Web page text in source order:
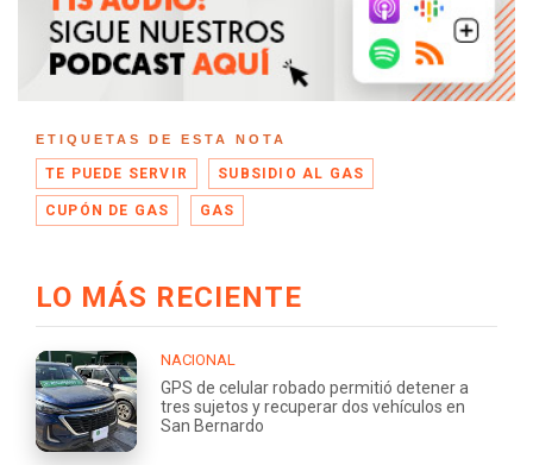
ETIQUETAS DE ESTA NOTA
TE PUEDE SERVIR SUBSIDIO AL GAS
CUPÓN DE GAS GAS
LO MÁS RECIENTE
NACIONAL
GPS de celular robado permitió detener a
tres sujetos y recuperar dos vehículos en
San Bernardo